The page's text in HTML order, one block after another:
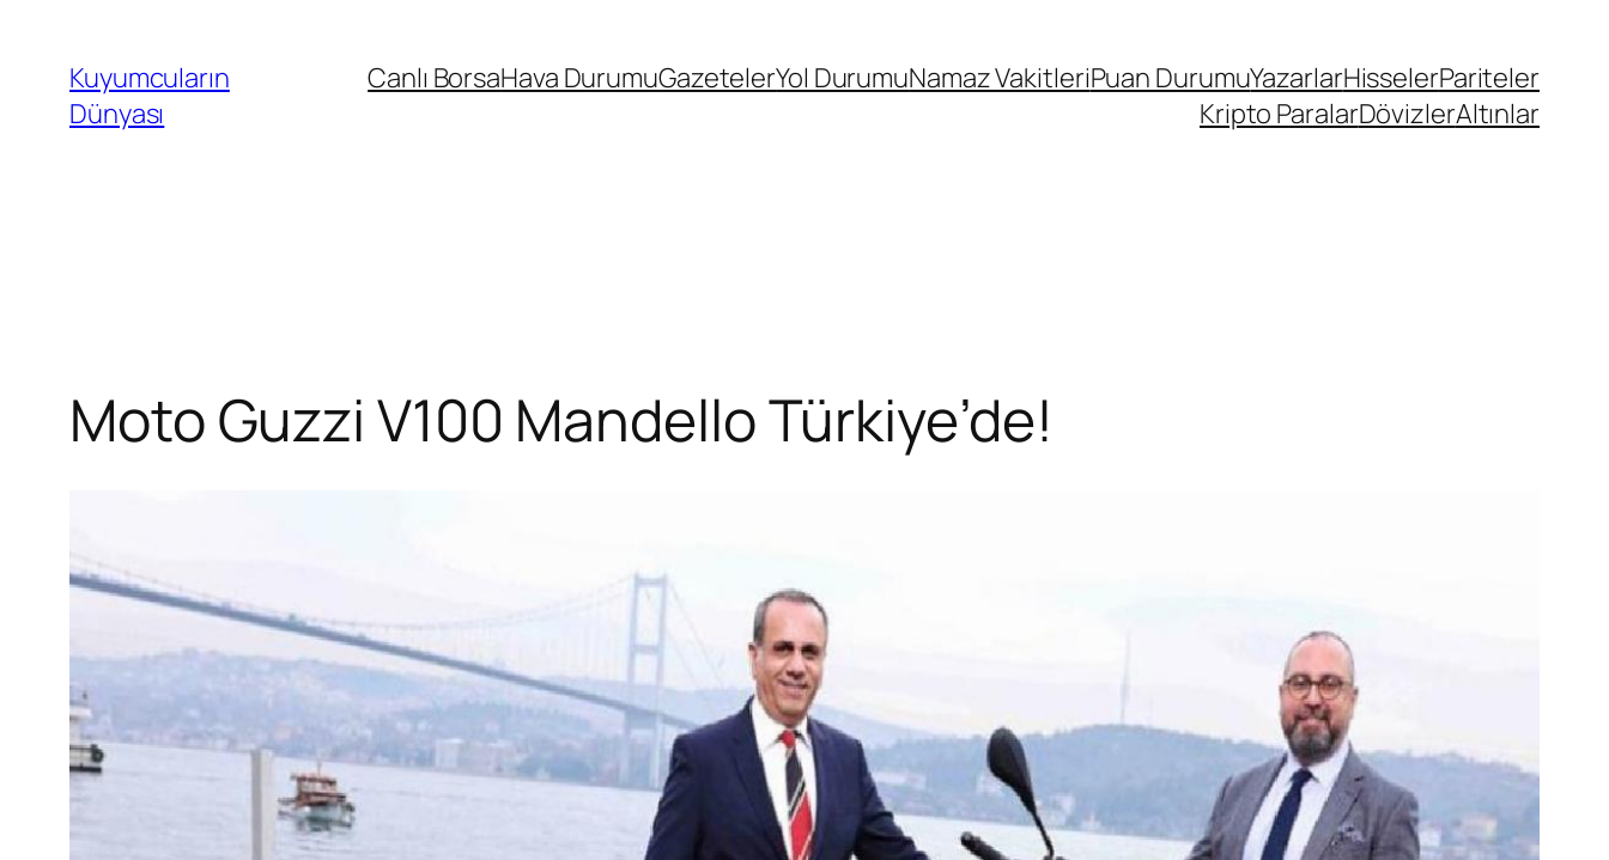
Kuyumcuların
Dünyası
Canlı BorsaHava DurumuGazetelerYol DurumuNamaz VakitleriPuan DurumuYazarlarHisselerPariteler
Kripto ParalarDövizlerAltınlar
Moto Guzzi V100 Mandello Türkiye’de!